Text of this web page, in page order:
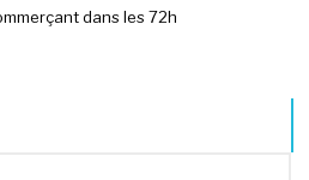
dans les 72h